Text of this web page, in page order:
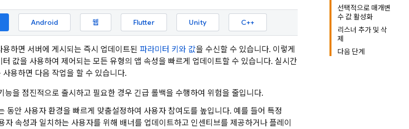
선택적으로 매개변
수 값 활성화
리스너 추가 및 삭
제
다음 단계
Android 웹 Flutter Unity C++
용하면 서버에 게시되는 즉시 업데이트된 파라미터 키와 값을 수신할 수 있습니다. 이렇게
터 값을 사용하여 제어되는 모든 유형의 앱 속성을 빠르게 업데이트할 수 있습니다. 실시간
사용하면 다음 작업을 할 수 있습니다.
능을 점진적으로 출시하고 필요한 경우 긴급 롤백을 수행하여 위험을 줄입니다.
동안 사용자 환경을 빠르게 맞춤설정하여 사용자 참여도를 높입니다. 예를 들어 특정
자 속성과 일치하는 사용자를 위해 배너를 업데이트하고 인센티브를 제공하거나 플레이